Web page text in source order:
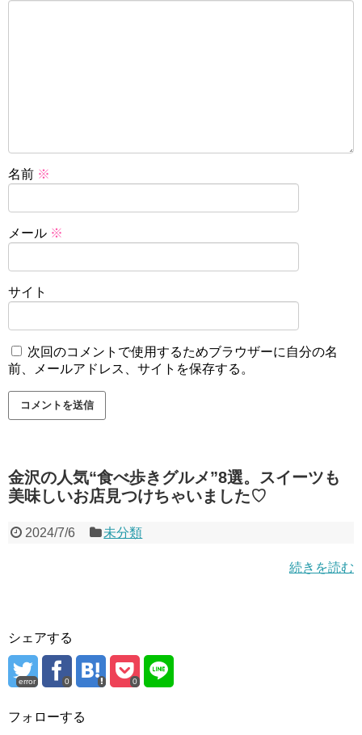
名前 ※
メール ※
サイト
次回のコメントで使用するためブラウザーに自分の名
前、メールアドレス、サイトを保存する。
金沢の人気“食べ歩きグルメ”8選。スイーツも
美味しいお店見つけちゃいました♡
2024/7/6 未分類
続きを読む
シェアする
error 0 0
フォローする